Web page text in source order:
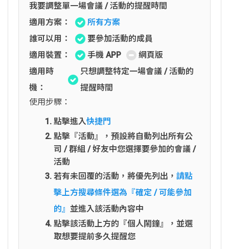
我要調整單一場會議 / 活動的提醒時間
適用方案：
所有方案
誰可以用：
要參加活動的成員
適用裝置：
手機 APP
網頁版
適用時
機：
只想調整特定一場會議 / 活動的
提醒時間
使用步驟：
點擊進入快捷門
點擊『活動』，預設將自動列出所有公
司 / 群組 / 好友中您選擇要參加的會議 /
活動
若有未回覆的活動，將優先列出， 請點
擊上方搜尋條件選為『確定 / 可能參加
的』 並進入該活動內容中
點擊該活動上方的『個人鬧鐘』，並選
取想要提前多久提醒您